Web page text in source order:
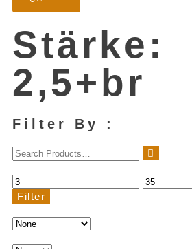
Stärke:
2,5+br
Filter By :
Filter